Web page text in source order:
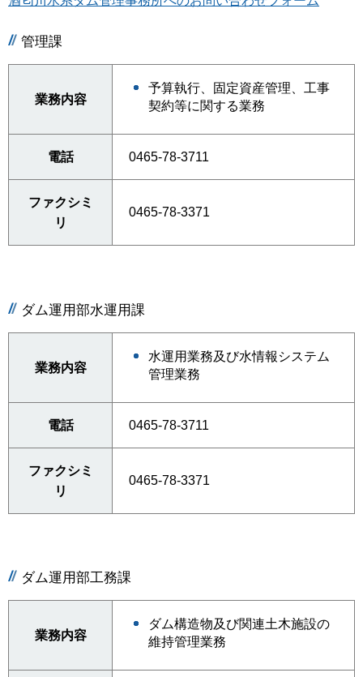
管理課
業務内容
予算執行、固定資産管理、工事
契約等に関する業務
電話 0465-78-3711
ファクシミ
リ
0465-78-3371
ダム運用部水運用課
業務内容
水運用業務及び水情報システム
管理業務
電話 0465-78-3711
ファクシミ
リ
0465-78-3371
ダム運用部工務課
業務内容
ダム構造物及び関連土木施設の
維持管理業務